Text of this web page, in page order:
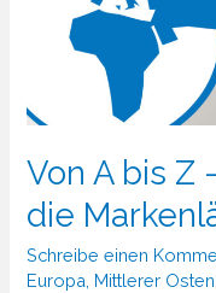
Von A bis Z
die
Schreibe einen
Europa Mittlerer Osten